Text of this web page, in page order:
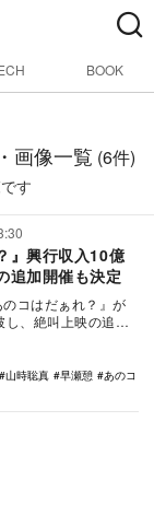
BOOK
画像一覧 (6件)
す
』興行収入10億
加開催も決定
コはだぁれ？』が
、絶叫上映の追加
は、とある夏休み
山時聡真 早瀬憩
あのコ